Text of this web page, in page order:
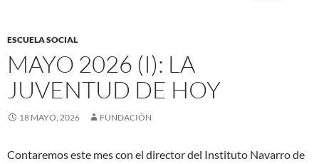
ESCUELA SOCIAL
MAYO 2026 (I): LA
JUVENTUD DE HOY
18 MAYO, 2026 FUNDACIÓN
Contaremos este mes con el director del Instituto Navarro de